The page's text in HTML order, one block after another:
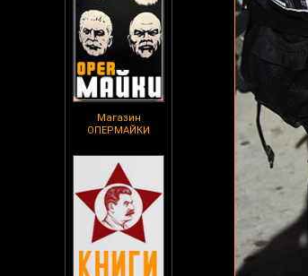
Магазин
ОПЕРМАЙКИ